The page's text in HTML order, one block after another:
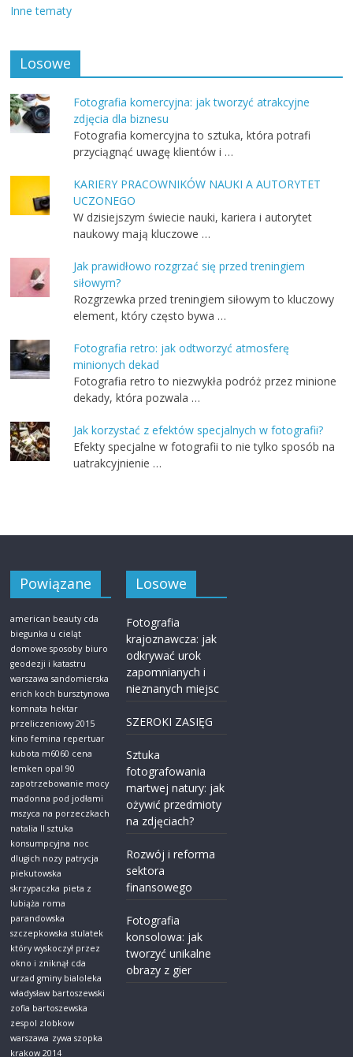
Inne tematy
Losowe
Fotografia komercyjna: jak tworzyć atrakcyjne
zdjęcia dla biznesu
Fotografia komercyjna to sztuka, która potrafi
przyciągnąć uwagę klientów i …
KARIERY PRACOWNIKÓW NAUKI A AUTORYTET
UCZONEGO
W dzisiejszym świecie nauki, kariera i autorytet
naukowy mają kluczowe …
Jak prawidłowo rozgrzać się przed treningiem
siłowym?
Rozgrzewka przed treningiem siłowym to kluczowy
element, który często bywa …
Fotografia retro: jak odtworzyć atmosferę
minionych dekad
Fotografia retro to niezwykła podróż przez minione
dekady, która pozwala …
Jak korzystać z efektów specjalnych w fotografii?
Efekty specjalne w fotografii to nie tylko sposób na
uatrakcyjnienie …
Powiązane
american beauty cda
biegunka u cieląt
domowe sposoby biuro
geodezji i katastru
warszawa sandomierska
erich koch bursztynowa
komnata hektar
przeliczeniowy 2015
kino femina repertuar
kubota m6060 cena
lemken opal 90
zapotrzebowanie mocy
madonna pod jodłami
mszyca na porzeczkach
natalia ll sztuka
konsumpcyjna noc
dlugich nozy patrycja
piekutowska
skrzypaczka pieta z
lubiąża roma
parandowska
szczepkowska stulatek
który wyskoczył przez
okno i zniknął cda
urzad gminy bialoleka
władysław bartoszewski
zofia bartoszewska
zespol zlobkow
warszawa zywa szopka
krakow 2014
Losowe
Fotografia
krajoznawcza: jak
odkrywać urok
zapomnianych i
nieznanych miejsc
SZEROKI ZASIĘG
Sztuka
fotografowania
martwej natury: jak
ożywić przedmioty
na zdjęciach?
Rozwój i reforma
sektora
finansowego
Fotografia
konsolowa: jak
tworzyć unikalne
obrazy z gier